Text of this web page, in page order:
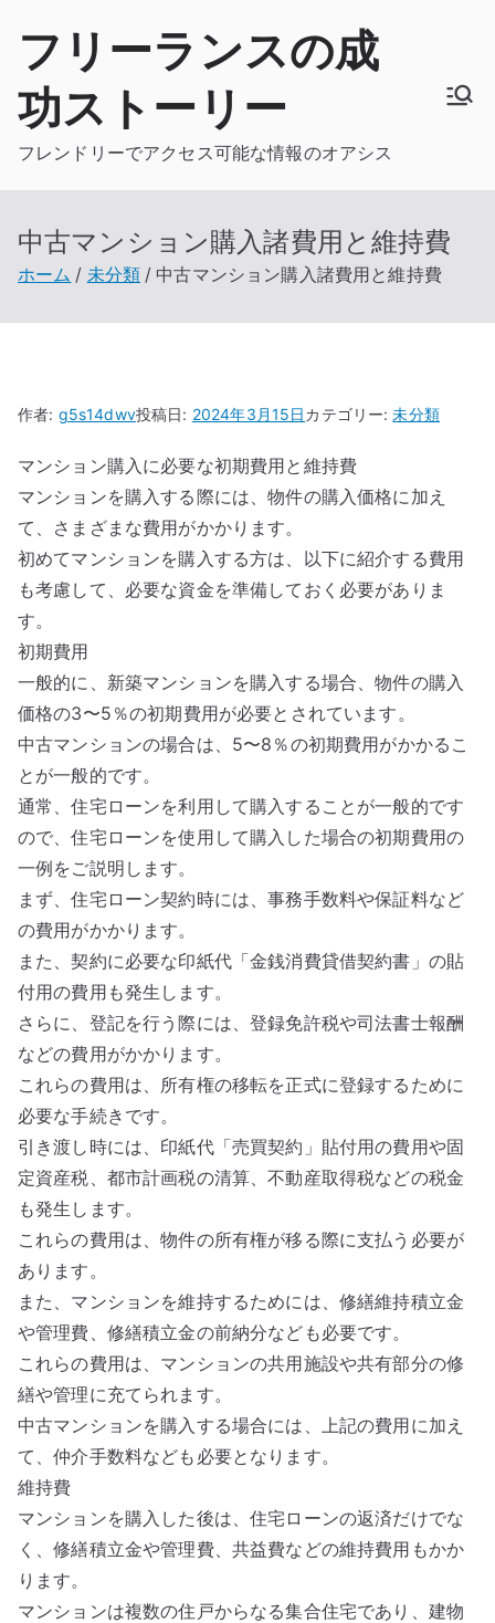
フリーランスの成
功ストーリー
フレンドリーでアクセス可能な情報のオアシス
中古マンション購入諸費用と維持費
ホーム 未分類 中古マンション購入諸費用と維持費
作者: g5s14dwv投稿日: 2024年3月15日カテゴリー:未分類
マンション購入に必要な初期費用と維持費
マンションを購入する際には、物件の購入価格に加え
て、さまざまな費用がかかります。
初めてマンションを購入する方は、以下に紹介する費用
も考慮して、必要な資金を準備しておく必要がありま
す。
初期費用
一般的に、新築マンションを購入する場合、物件の購入
価格の3〜5％の初期費用が必要とされています。
中古マンションの場合は、5〜8％の初期費用がかかるこ
とが一般的です。
通常、住宅ローンを利用して購入することが一般的です
ので、住宅ローンを使用して購入した場合の初期費用の
一例をご説明します。
まず、住宅ローン契約時には、事務手数料や保証料など
の費用がかかります。
また、契約に必要な印紙代「金銭消費貸借契約書」の貼
付用の費用も発生します。
さらに、登記を行う際には、登録免許税や司法書士報酬
などの費用がかかります。
これらの費用は、所有権の移転を正式に登録するために
必要な手続きです。
引き渡し時には、印紙代「売買契約」貼付用の費用や固
定資産税、都市計画税の清算、不動産取得税などの税金
も発生します。
これらの費用は、物件の所有権が移る際に支払う必要が
あります。
また、マンションを維持するためには、修繕維持積立金
や管理費、修繕積立金の前納分なども必要です。
これらの費用は、マンションの共用施設や共有部分の修
繕や管理に充てられます。
中古マンションを購入する場合には、上記の費用に加え
て、仲介手数料なども必要となります。
維持費
マンションを購入した後は、住宅ローンの返済だけでな
く、修繕積立金や管理費、共益費などの維持費用もかか
ります。
マンションは複数の住戸からなる集合住宅であり、建物